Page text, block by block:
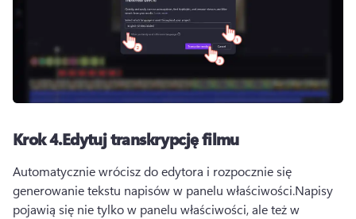
Krok 4.Edytuj transkrypcję filmu
Automatycznie wrócisz do edytora i rozpocznie się
generowanie tekstu napisów w panelu właściwości.Napisy
pojawią się nie tylko w panelu właściwości, ale też w